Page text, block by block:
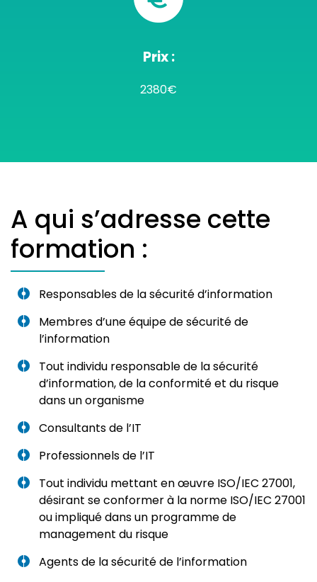
Prix :
2380€
A qui s’adresse cette
formation :
Responsables de la sécurité d’information
Membres d’une équipe de sécurité de
l’information
Tout individu responsable de la sécurité
d’information, de la conformité et du risque
dans un organisme
Consultants de l’IT
Professionnels de l’IT
Tout individu mettant en œuvre ISO/IEC 27001,
désirant se conformer à la norme ISO/IEC 27001
ou impliqué dans un programme de
management du risque
Agents de la sécurité de l’information